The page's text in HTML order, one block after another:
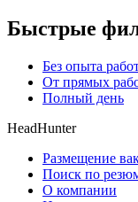
Быстрые
Без опыта
От прямых
Полный день
HeadHunter
Размещение
Поиск по
О компании